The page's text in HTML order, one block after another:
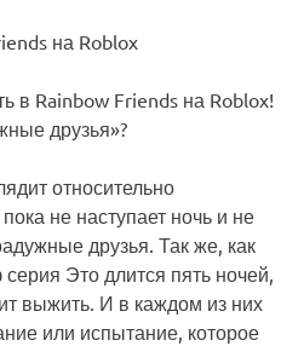
на Roblox
в Rainbow Friends на Roblox!
друзья»?
относительно
не наступает ночь и не
друзья. Так же, как
Это длится пять ночей,
выжить. И в каждом из них
или испытание, которое